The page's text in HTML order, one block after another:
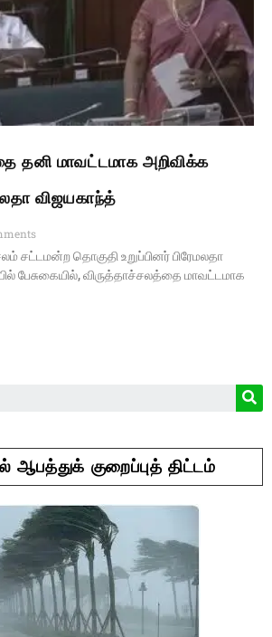
தனி மாவட்டமாக அறிவிக்க
விஜயகாந்த்
சட்டமன்ற தொகுதி உறுப்பினர் பிரேமலதா
பேசுகையில், விருத்தாச்சலத்தை மாவட்டமாக
ஆபத்துக் குறைப்புத் திட்டம்